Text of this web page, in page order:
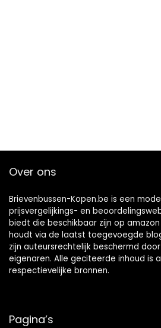
Over ons
Brievenbussen-Kopen.be is een
prijsvergelijkings- en
biedt die beschikbaar zijn op
houdt via de laatst toegevoegde
zijn auteursrechtelijk beschermd
eigenaren. Alle geciteerde inhoud is
respectievelijke bronnen.
Pagina’s